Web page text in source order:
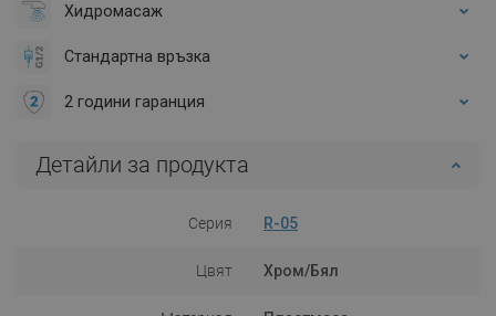
Хидромасаж
Стандартна връзка
2 години гаранция
Детайли за продукта
Серия R-05
Цвят Хром/Бял